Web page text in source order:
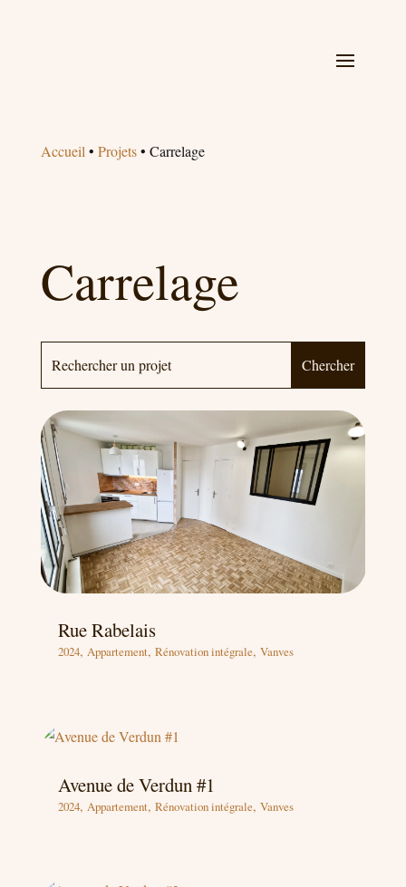
Accueil • Projets• Carrelage
Carrelage
Rue Rabelais
2024, Appartement, Rénovation intégrale, Vanves
Avenue de Verdun #1
2024, Appartement, Rénovation intégrale, Vanves